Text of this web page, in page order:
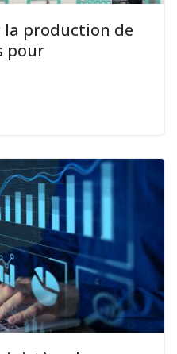
la production de
pour